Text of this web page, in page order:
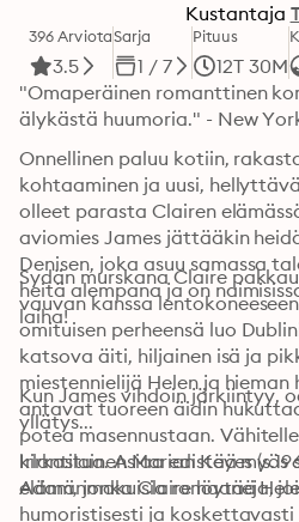
Kustantaja
396 Arviota
3.5
Sarja
1 / 7
Pituus
12T 30M
"Omaperäinen romanttinen
älykästä huumoria." - New
Onnellinen paluu kotiin,
kohtaaminen ja uusi,
olleet parasta Clairen
aviomies James jättääkin
Denisen, joka asuu samassa
heitä alempana ja on
laiha!
Sydän murskana Claire
vauvan kanssa
omituisen perheensä luo
katsova äiti, hiljainen isä ja
miestennielijä Helen ja
antavat tuoreen äidin
potea masennustaan.
kirkastua. Asiaa edistää myös
Adam, jonka Claire löytää
Kun James vihdoin järkiintyy,
yllätys...
Irlantilainen Marian Keyes
elämänmakuisia romaaneja,
humoristisesti ja